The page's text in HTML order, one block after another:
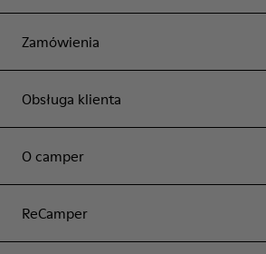
Zamówienia
Obsługa klienta
O camper
ReCamper